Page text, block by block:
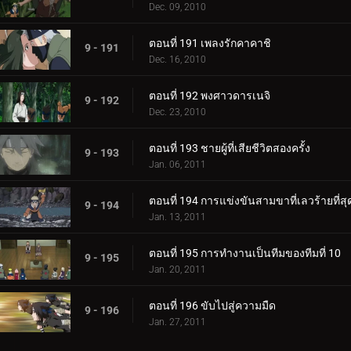
Dec. 09, 2010
9 - 191 ตอนที่ 191 เพลงรักคาคาชิ
Dec. 16, 2010
9 - 192 ตอนที่ 192 พงศาวดารเนจิ
Dec. 23, 2010
9 - 193 ตอนที่ 193 ชายผู้ที่เสียชีวิตสองครั้ง
Jan. 06, 2011
9 - 194 ตอนที่ 194 การแข่งขันสามขาที่เลวร้ายที่สุ
Jan. 13, 2011
9 - 195 ตอนที่ 195 การทำงานเป็นทีมของทีมที่ 10
Jan. 20, 2011
9 - 196 ตอนที่ 196 ขับไปสู่ความมืด
Jan. 27, 2011